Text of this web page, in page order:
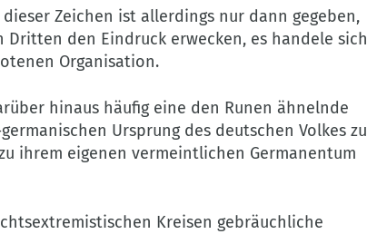
Zeichen ist allerdings nur dann gegeben,
den Eindruck erwecken, es handele sich
Organisation.
hinaus häufig eine den Runen ähnelnde
Ursprung des deutschen Volkes zu
ihrem eigenen vermeintlichen Germanentum
Kreisen gebräuchliche